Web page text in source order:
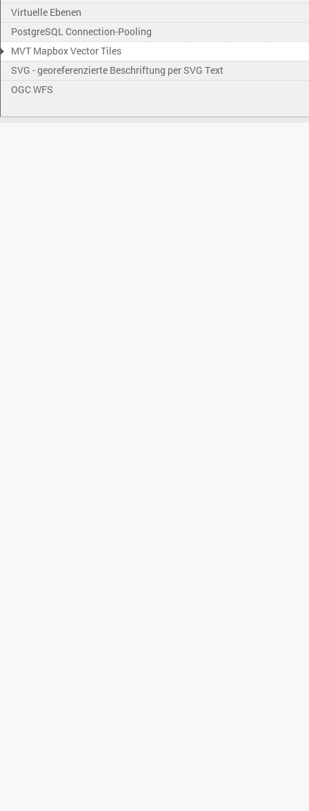
Virtuelle Ebenen
PostgreSQL Connection-Pooling
MVT Mapbox Vector Tiles
SVG - georeferenzierte Beschriftung per SVG Text
OGC WFS